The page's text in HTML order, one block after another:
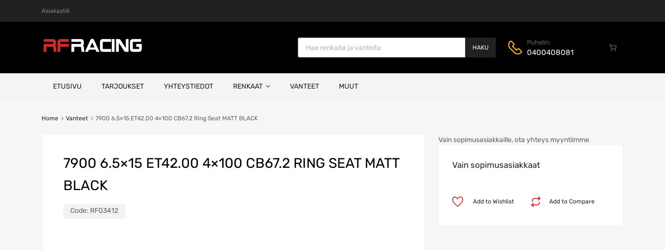
Asiakastili
Products search
HAKU
Puhelin:
0400408081
ETUSIVU TARJOUKSET YHTEYSTIEDOT RENKAAT VANTEET MUUT
Home Vanteet 7900 6.5×15 ET42.00 4×100 CB67.2 Ring Seat MATT BLACK
7900 6.5×15 ET42.00 4×100 CB67.2 RING SEAT MATT
BLACK
Code: RF03412
Vain sopimusasiakkaille, ota yhteys myyntiimme
Vain sopimusasiakkaat
Add to Compare
Add to Wishlist